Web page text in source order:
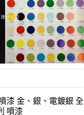
漆 金、銀、電鍍銀 全
系列 噴漆